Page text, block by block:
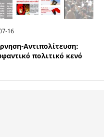
16
Αντιπολίτευση:
πολιτικό κενό